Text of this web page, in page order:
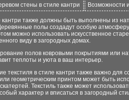
стены в стиле кантри Возможности
также должны быть выполнены из
полы создадут особую
можно использовать искусственное
виду в загородных домах.
полов ковровыми покрытиями или
теплоты и уюта в ваш интерьер.
текстиля в стиле кантри также важно
геометрическим принтом может быть
Текстиль также может
характер и вписаться в загородный